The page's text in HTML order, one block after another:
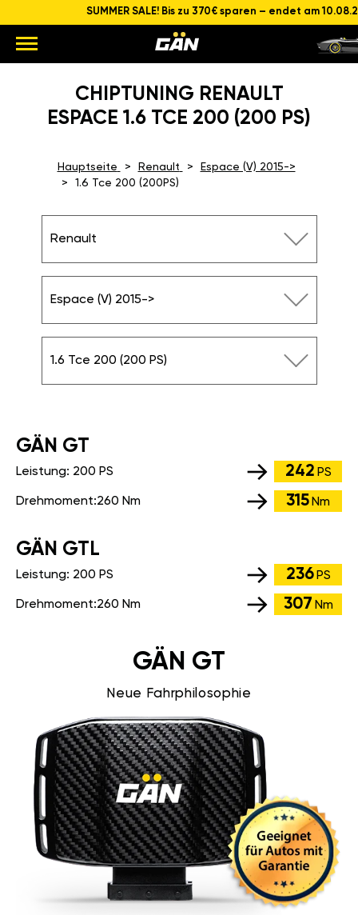
SUMMER SALE! Bis zu 370€ sparen – endet am
CHIPTUNING RENAULT
ESPACE 1.6 TCE 200 (200 PS)
Hauptseite Renault
Espace (V) 2015->
1.6 Tce 200 (200PS)
Renault
Espace (V) 2015->
1.6 Tce 200 (200 PS)
GÄN GT
Leistung: 200 PS 242 PS
Drehmoment:260 Nm 315 Nm
GÄN GTL
Leistung: 200 PS 236 PS
Drehmoment:260 Nm 307 Nm
GÄN GT
Neue Fahrphilosophie